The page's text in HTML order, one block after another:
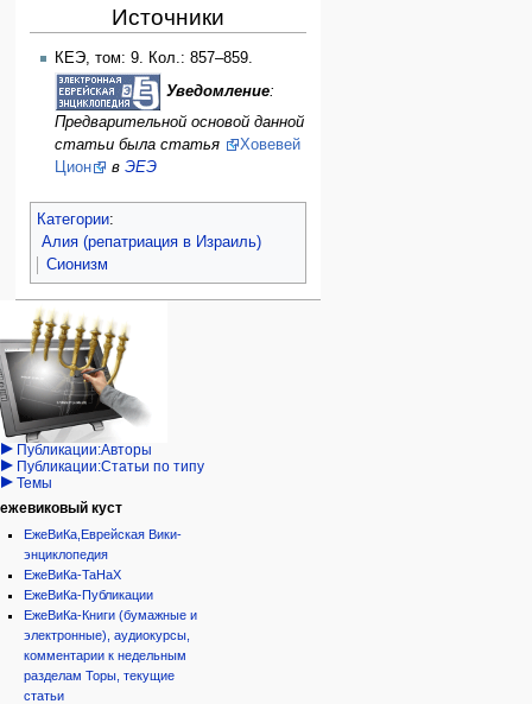
Источники
КЕЭ, том: 9. Кол.: 857–859.
Уведомление:
Предварительной основой данной
статьи была статья
Ховевей
Цион
в ЭЕЭ
Категории:
Алия (репатриация в Израиль)
Сионизм
Навигация
персональные инструменты
войти
запрос
учётной
записи
категории
Израиль:Страна и
государство
Иудаизм
Народ
Проекты
Проекты/Участники/
дополнения
Публикации:Авторы
Публикации:Статьи по типу
Темы
ежевиковый куст
ЕжеВиКа,Еврейская Вики-
энциклопедия
ЕжеВиКа-ТаНаХ
ЕжеВиКа-Публикации
ЕжеВиКа-Книги (бумажные и
электронные), аудиокурсы,
комментарии к недельным
разделам Торы, текущие
статьи